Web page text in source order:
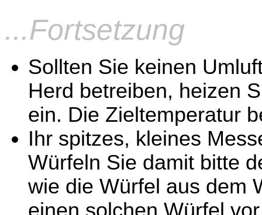
...Fortsetzung
Sollten Sie keinen
Herd betreiben, heizen
ein. Die Zieltemperatur
Ihr spitzes, kleines
Würfeln Sie damit bitte
wie die Würfel aus dem